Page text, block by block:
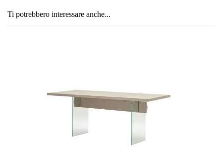
Ti potrebbero interessare anche...